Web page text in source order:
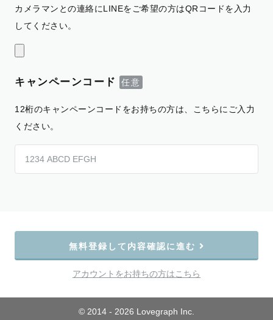
カメラマンとの連絡にLINEをご希望の方はQRコードを入力
してください。
キャンペーンコード
12桁のキャンペーンコードをお持ちの方は、こちらにご入力
ください。
無料登録して内容確認に進む
アカウントをお持ちの方はこちら
© 2014 - 2026 Lovegraph Inc.